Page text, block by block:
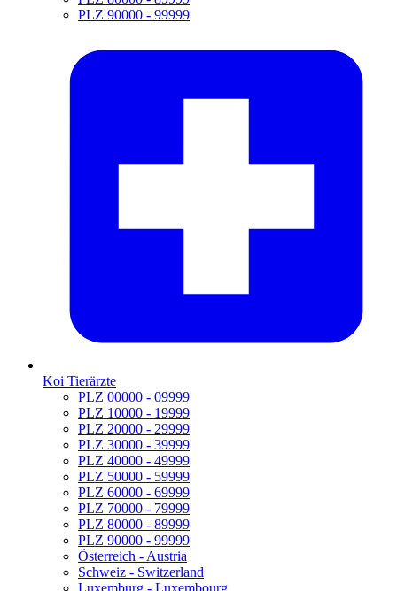
PLZ 90000 - 99999
Koi Tierärzte
PLZ 00000 - 09999
PLZ 10000 - 19999
PLZ 20000 - 29999
PLZ 30000 - 39999
PLZ 40000 - 49999
PLZ 50000 - 59999
PLZ 60000 - 69999
PLZ 70000 - 79999
PLZ 80000 - 89999
PLZ 90000 - 99999
Österreich - Austria
Schweiz - Switzerland
Luxemburg - Luxembourg